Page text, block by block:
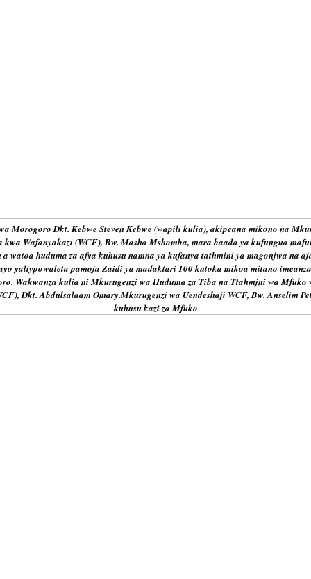
Morogoro Dkt. Kebwe Steven Kebwe (wapili kulia), akipeana mikono na
Wafanyakazi (WCF), Bw. Masha Mshomba, mara baada ya kufungua
watoa huduma za afya kuhusu namna ya kufanya tathmini ya magonjwa na
yaliypowaleta pamoja Zaidi ya madaktari 100 kutoka mikoa mitano
Wakwanza kulia ni Mkurugenzi wa Huduma za Tiba na Ttahmjni wa Mfuko
Dkt. Abdulsalaam Omary.Mkurugenzi wa Uendeshaji WCF, Bw. Anselim
kuhusu kazi za Mfuko